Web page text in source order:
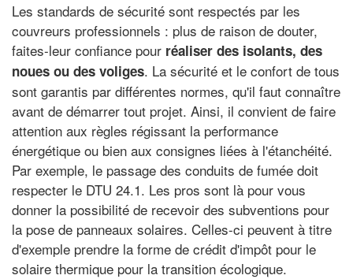
Les standards de sécurité sont respectés par les
couvreurs professionnels : plus de raison de douter,
faites-leur confiance pour réaliser des isolants, des
noues ou des voliges. La sécurité et le confort de tous
sont garantis par différentes normes, qu'il faut connaître
avant de démarrer tout projet. Ainsi, il convient de faire
attention aux règles régissant la performance
énergétique ou bien aux consignes liées à l'étanchéité.
Par exemple, le passage des conduits de fumée doit
respecter le DTU 24.1. Les pros sont là pour vous
donner la possibilité de recevoir des subventions pour
la pose de panneaux solaires. Celles-ci peuvent à titre
d'exemple prendre la forme de crédit d'impôt pour le
solaire thermique pour la transition écologique.